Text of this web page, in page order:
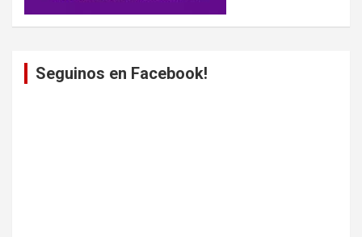
Seguinos en Facebook!